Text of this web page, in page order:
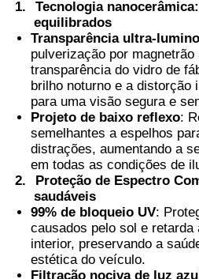
Película PDLC inteligente
Tinta Nanocerâmica
Película fotocromática
Tinta para janelas de
Vidro Pdlc inteligente
1.
Tecnologia
equilibrados
Transparência ultra-
pulverização por
transparência do vidro de
brilho noturno e a distorção
para uma visão segura e
Projeto de baixo reflexo:
semelhantes a espelhos
distrações, aumentando a
em todas as condições de
2.
Proteção de Espectro
saudáveis
99% de bloqueio UV:
causados pelo sol e retarda
interior, preservando a
estética do veículo.
Filtração nociva de luz